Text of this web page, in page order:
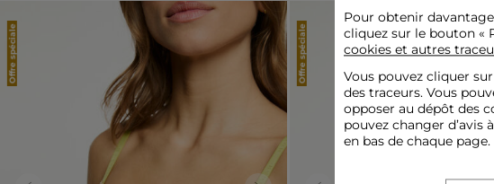
Offre spéciale Offre spéciale
Pour obtenir
cliquez sur le bouton «
cookies et autres
Vous pouvez cliquer sur
des traceurs. Vous
opposer au dépôt des
pouvez changer
en bas de chaque page.